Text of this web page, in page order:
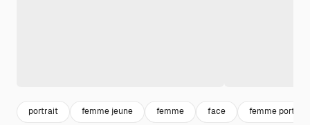
portrait femme jeune femme face femme portrait